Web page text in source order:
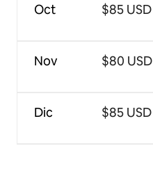
Oct
Nov
Dic
$85 USD
$80 USD
$85 USD